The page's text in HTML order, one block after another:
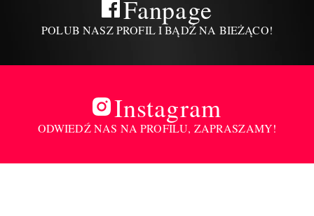
Fanpage
POLUB NASZ PROFIL I BĄDŹ NA BIEŻĄCO!
Instagram
ODWIEDŹ NAS NA PROFILU, ZAPRASZAMY!